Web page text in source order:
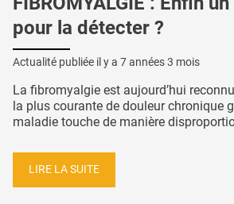
pour la détecter ?
Actualité publiée il y a 7 années 3 mois
La fibromyalgie est aujourd’hui
la plus courante de douleur chronique
maladie touche de manière
LIRE LA SUITE